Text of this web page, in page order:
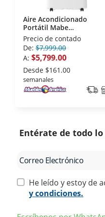
Aire Acondicionado
Portátil Mabe
PTM12CABWJM2 1
Tonelada 115 V Solo Frio
Precio de contado
De: $7,999.00
A: $5,799.00
Desde $161.00
semanales
Entérate de todo
He leído y estoy de
y condiciones.